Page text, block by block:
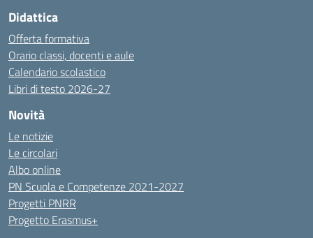
Didattica
Offerta formativa
Orario classi, docenti e aule
Calendario scolastico
Libri di testo 2026-27
Novità
Le notizie
Le circolari
Albo online
PN Scuola e Competenze 2021-2027
Progetti PNRR
Progetto Erasmus+